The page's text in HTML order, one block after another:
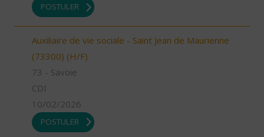
POSTULER
Auxiliaire de vie sociale - Saint Jean de Maurienne
(73300) (H/F)
73 - Savoie
CDI
10/02/2026
POSTULER